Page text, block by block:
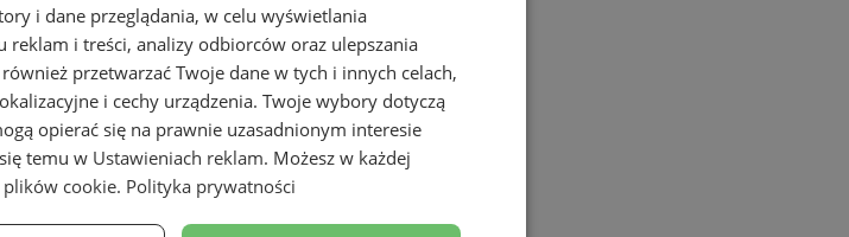
i dane przeglądania, w celu wyświetlania
i treści, analizy odbiorców oraz ulepszania
przetwarzać Twoje dane w tych i innych celach,
i cechy urządzenia. Twoje wybory dotyczą
opierać się na prawnie uzasadnionym interesie
temu w Ustawieniach reklam. Możesz w każdej
cookie. Polityka prywatności